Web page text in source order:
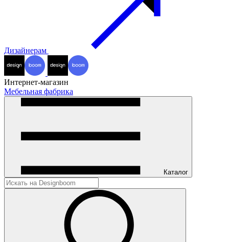
Дизайнерам
Интернет-магазин
Мебельная фабрика
Каталог